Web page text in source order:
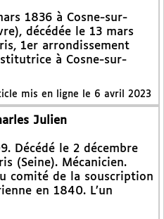
1836 à Cosne-sur-
décédée le 13 mars
1er arrondissement
à Cosne-sur-
mis en ligne le 6 avril 2023
Julien
Décédé le 2 décembre
(Seine). Mécanicien.
comité de la souscription
en 1840. L’un